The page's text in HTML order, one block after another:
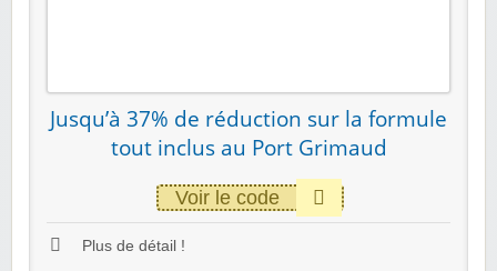
Jusqu’à 37% de réduction sur la formule
tout inclus au Port Grimaud
Voir le code
Plus de détail !